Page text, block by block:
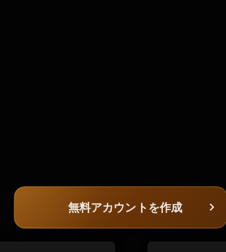
無料アカウントを作成